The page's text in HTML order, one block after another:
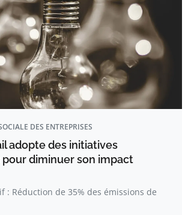
DES ENTREPRISES
adopte des initiatives
diminuer son impact
: Réduction de 35% des émissions de